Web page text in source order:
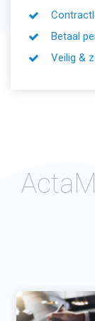
Betaal
Veilig &